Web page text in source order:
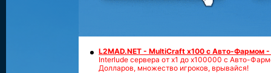
L2MAD.NET - MultiCraft x100 с Авто-Фармом
Interlude сервера от х1 до х100000 с Авто-
Долларов, множество игроков, врывайся!